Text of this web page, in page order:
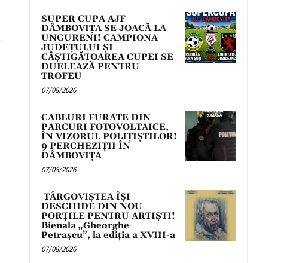
SUPER CUPA AJF
DÂMBOVIȚA SE JOACĂ LA
UNGURENI! CAMPIONA
JUDEȚULUI ȘI
CÂȘTIGĂTOAREA CUPEI SE
DUELEAZĂ PENTRU
TROFEU
07/08/2026
CABLURI FURATE DIN
PARCURI FOTOVOLTAICE,
ÎN VIZORUL POLIȚIȘTILOR!
9 PERCHEZIȚII ÎN
DÂMBOVIȚA
07/08/2026
TÂRGOVIȘTEA ÎȘI
DESCHIDE DIN NOU
PORȚILE PENTRU ARTIȘTI!
Bienala „Gheorghe
Petrașcu”, la ediția a XVIII-a
07/08/2026